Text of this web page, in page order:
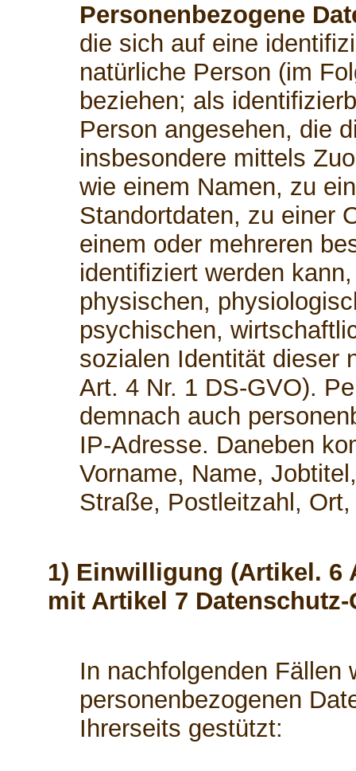
Personenbezogene
die sich auf eine
natürliche Person (im
beziehen; als
Person angesehen, die
insbesondere mittels
wie einem Namen, zu
Standortdaten, zu einer
einem oder mehreren
identifiziert werden
physischen,
psychischen,
sozialen Identität dieser
Art. 4 Nr. 1 DS-GVO).
demnach auch
IP-Adresse. Daneben
Vorname, Name,
Straße, Postleitzahl,
1) Einwilligung (Artikel. 6
mit Artikel 7 Datenschutz-
In nachfolgenden Fällen
personenbezogenen
Ihrerseits gestützt: